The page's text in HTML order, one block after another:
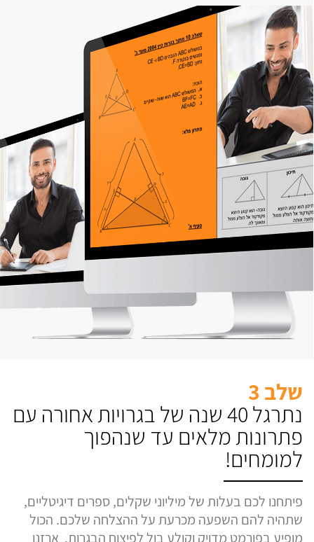
שלב 3
נתרגל 40 שנה של בגרויות אחורה עם
פתרונות מלאים עד שנהפוך
למומחים!
פיתחנו לכם בעלות של מיליוני שקלים, ספרים דיגיטליים,
שתהיה להם השפעה מכרעת על ההצלחה שלכם. הכול
מופיע בפורמט מדויק וקולע בול לפיצוח הבגרות. ארזנו